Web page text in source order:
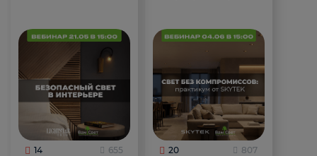
14 655 20 807